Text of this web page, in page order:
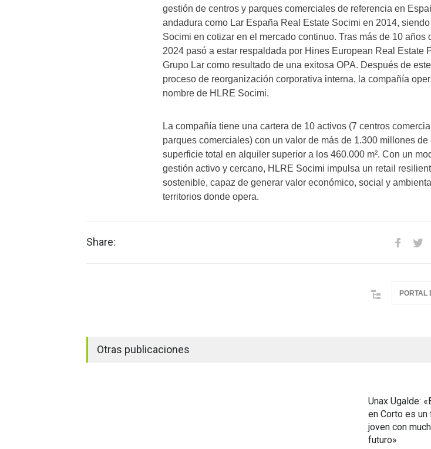
gestión de centros y parques comerciales de referencia en
andadura como Lar España Real Estate Socimi en 2014,
Socimi en cotizar en el mercado continuo. Tras más de 10 años
2024 pasó a estar respaldada por Hines European Real Estate
Grupo Lar como resultado de una exitosa OPA. Después de
proceso de reorganización corporativa interna, la compañía
nombre de HLRE Socimi.
La compañía tiene una cartera de 10 activos (7 centros
parques comerciales) con un valor de más de 1.300 millones de
superficie total en alquiler superior a los 460.000 m². Con un
gestión activo y cercano, HLRE Socimi impulsa un retail
sostenible, capaz de generar valor económico, social y
territorios donde opera.
Share:
PORTAL
Otras publicaciones
Unax Ugalde:
en Corto es
joven con
futuro»